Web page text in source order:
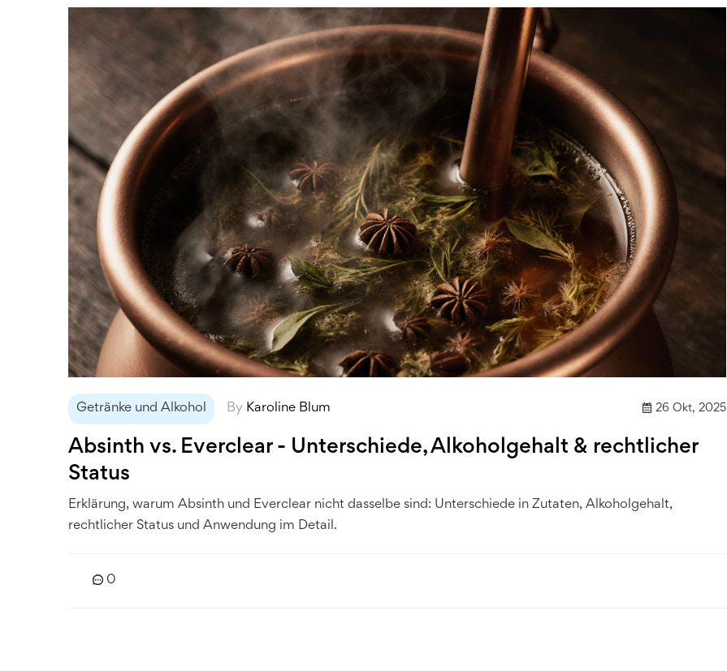
Getränke und Alkohol By Karoline Blum 26 Okt, 2025
Absinth vs. Everclear - Unterschiede, Alkoholgehalt & rechtlicher
Status
Erklärung, warum Absinth und Everclear nicht dasselbe sind: Unterschiede in Zutaten, Alkoholgehalt,
rechtlicher Status und Anwendung im Detail.
0